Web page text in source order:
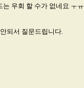
우회 할 수가 없네요 ㅜㅠ
되서 질문드립니다.